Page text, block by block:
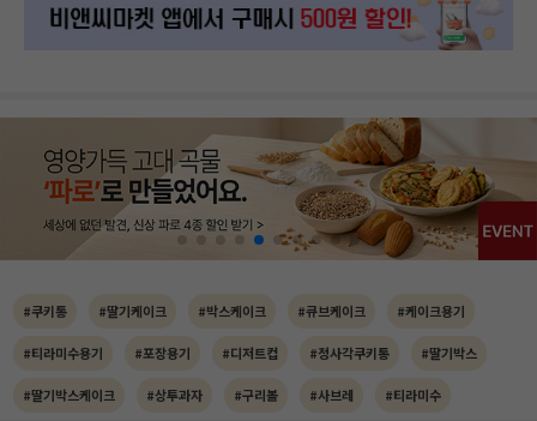
#쿠키통 #딸기케이크 #박스케이크 #큐브케이크 #케이크용기
#티라미수용기 #포장용기 #디저트컵 #정사각쿠키통 #딸기박스
#딸기박스케이크 #상투과자 #구리볼 #사브레 #티라미수